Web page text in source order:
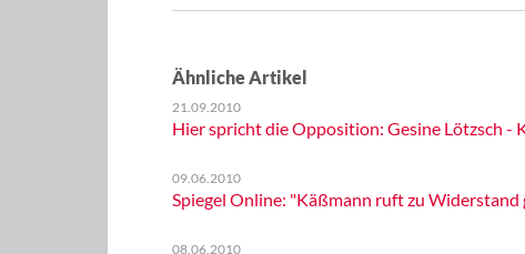
Ähnliche Artikel
21.09.2010
Hier spricht die Opposition: Gesine Lötzsch -
09.06.2010
Spiegel Online: "Käßmann ruft zu Widerstand
08.06.2010